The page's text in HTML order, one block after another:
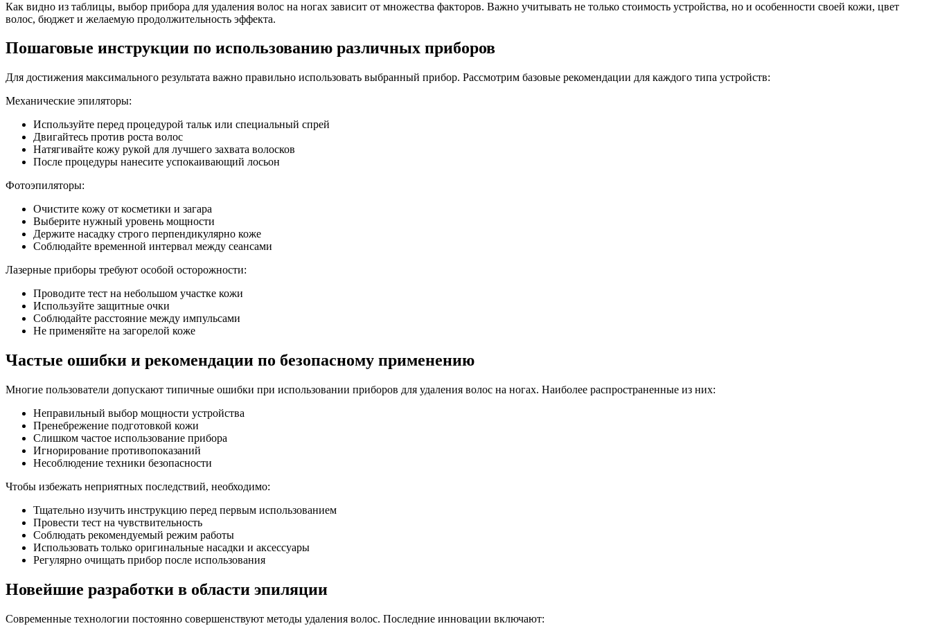
Как видно из таблицы, выбор прибора для удаления волос на ногах зависит от множества факторов. Важно учитывать не только стоимость устройства, но и особенности своей кожи, цвет
волос, бюджет и желаемую продолжительность эффекта.
Пошаговые инструкции по использованию различных приборов
Для достижения максимального результата важно правильно использовать выбранный прибор. Рассмотрим базовые рекомендации для каждого типа устройств:
Механические эпиляторы:
Используйте перед процедурой тальк или специальный спрей
Двигайтесь против роста волос
Натягивайте кожу рукой для лучшего захвата волосков
После процедуры нанесите успокаивающий лосьон
Фотоэпиляторы:
Очистите кожу от косметики и загара
Выберите нужный уровень мощности
Держите насадку строго перпендикулярно коже
Соблюдайте временной интервал между сеансами
Лазерные приборы требуют особой осторожности:
Проводите тест на небольшом участке кожи
Используйте защитные очки
Соблюдайте расстояние между импульсами
Не применяйте на загорелой коже
Частые ошибки и рекомендации по безопасному применению
Многие пользователи допускают типичные ошибки при использовании приборов для удаления волос на ногах. Наиболее распространенные из них:
Неправильный выбор мощности устройства
Пренебрежение подготовкой кожи
Слишком частое использование прибора
Игнорирование противопоказаний
Несоблюдение техники безопасности
Чтобы избежать неприятных последствий, необходимо:
Тщательно изучить инструкцию перед первым использованием
Провести тест на чувствительность
Соблюдать рекомендуемый режим работы
Использовать только оригинальные насадки и аксессуары
Регулярно очищать прибор после использования
Новейшие разработки в области эпиляции
Современные технологии постоянно совершенствуют методы удаления волос. Последние инновации включают: